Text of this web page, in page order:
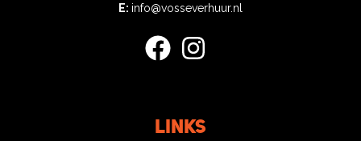
E: info@vosseverhuur.nl
Links